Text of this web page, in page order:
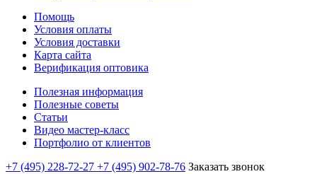
Помощь
Условия оплаты
Условия доставки
Карта сайта
Верификация оптовика
Полезная информация
Полезные советы
Статьи
Видео мастер-класс
Портфолио от клиентов
+7 (495) 228-72-27 +7 (495) 902-78-76 Заказать звонок